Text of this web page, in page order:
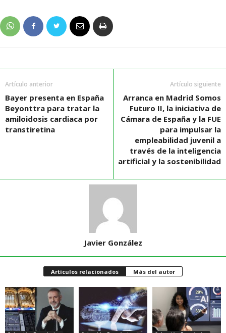
Artículo anterior
Bayer presenta en España
Beyonttra para tratar la
amiloidosis cardiaca por
transtiretina
Artículo siguiente
Arranca en Madrid Somos
Futuro II, la iniciativa de
Cámara de España y la FUE
para impulsar la
empleabilidad juvenil a
través de la inteligencia
artificial y la sostenibilidad
Javier González
Artículos relacionados Más del autor